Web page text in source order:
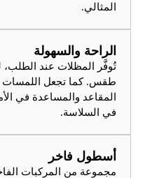
المثالي.
الراحة والسهولة
تُوفَّر المظلات عند
طقس. كما تجعل اللمسات
المقاعد والمساعدة في
في السلاسة.
أسطول فاخر
مجموعة من المركبات